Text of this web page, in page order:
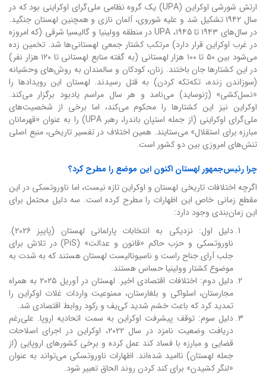
ارتش شورشی اوکراین (UPA) یک گروه نظامی ملی‌گرای اوکراینی بود که در
سال ۱۹۴۲ تشکیل شد و علیه شوروی، آلمان نازی و همچنین لهستان جنگید.
در سال‌های ۱۹۴۳ تا ۱۹۴۵، UPA در منطقه وولینیا و گالیسیا شرقی (که امروزه
در غرب اوکراین قرار دارد) مرتکب کشتار جمعی لهستانی‌ها شد. تخمین زده
می‌شود بین ۵۰ تا ۱۰۰ هزار لهستانی (به گفته منابع لهستانی تا ۱۲۰ هزار نفر)
در این کشتارها جان باختند. زنان، کودکان و سالمندان به روش‌های وحشیانه
(سوزاندن زنده، تکه‌تکه کردن) به قتل رسیدند. لهستان این رویدادها را
«نسل‌کشی» (ژنوساید) می‌نامد و هر سال مراسم یادبود برگزار می‌کند.
اوکراین نیز این کشتارها را محکوم می‌کند، اما برخی از شخصیت‌های
ملی‌گرای اوکراینی (از جمله استپان باندرا، رهبر UPA) را به عنوان «قهرمانان
مبارزه برای استقلال» می‌ستایند. همین اختلاف در تفسیر تاریخی، منبع اصلی
تنش‌های امروزی بین دو کشور است.
چرا رئیس‌جمهور لهستان اکنون این موضع را مطرح کرد؟
اگرچه اختلافات تاریخی لهستان و اوکراین تازه نیست، اما ناوروتسکی در این
مقطع زمانی خاص این اظهارات را مطرح کرده است. سه دلیل محتمل برای
این زمان‌بندی وجود دارد:
دلیل اول: نزدیکی به انتخابات پارلمانی لهستان (پاییز ۲۰۲۶).
ناوروتسکی و حزب حاکم «قانون و عدالت» (PiS) در تلاش برای
جلب آرای جناح راست و ناسیونالیست لهستان هستند که به شدت به
موضوع کشتار وولینیا حساس هستند.
دلیل دوم: اختلافات اقتصادی اخیر. لهستان در آوریل ۲۰۲۵ به همراه
مجارستان، اسلواکی و بلغارستان، ممنوعیت واردات غلات اوکراین را
تمدید کرد که باعث خشم شدید کی‌یف و رکود روابط اقتصادی شد.
دلیل سوم: توقف پیشرفت اوکراین به سمت اتحادیه اروپا. علی‌رغم
دریافت وضعیت نامزد در سال ۲۰۲۲، اوکراین در اجرای اصلاحات
قضایی و مبارزه با فساد کند عمل کرده و برخی کشورهای اروپایی (از
جمله لهستان) ناامید شده‌اند. اظهارات ناوروتسکی می‌تواند به عنوان
«لنگر کشیدن» برای کند کردن روند الحاق تعبیر شود.